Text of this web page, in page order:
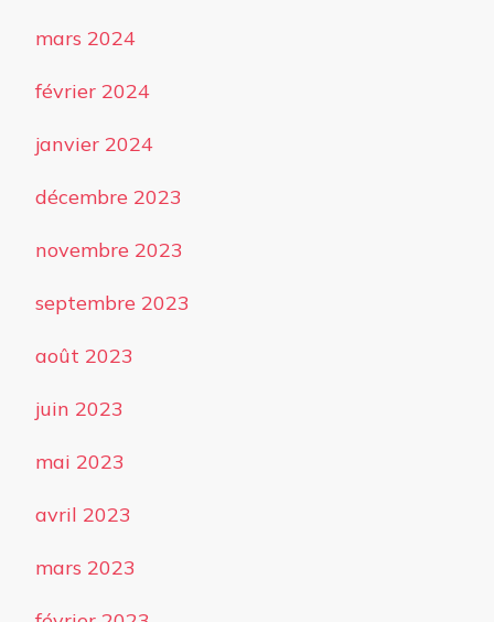
mars 2024
février 2024
janvier 2024
décembre 2023
novembre 2023
septembre 2023
août 2023
juin 2023
mai 2023
avril 2023
mars 2023